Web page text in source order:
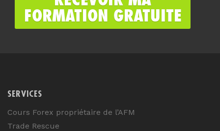
SERVICES
Cours Forex propriétaire de l’AFM
Trade Rescue